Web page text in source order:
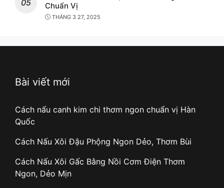
Chuẩn Vị
THÁNG 3 27, 2025
Bài viết mới
Cách nấu canh kim chi thơm ngon chuẩn vị Hàn
Quốc
Cách Nấu Xôi Đậu Phộng Ngon Dẻo, Thơm Bùi
Cách Nấu Xôi Gấc Bằng Nồi Cơm Điện Thơm
Ngon, Dẻo Mịn